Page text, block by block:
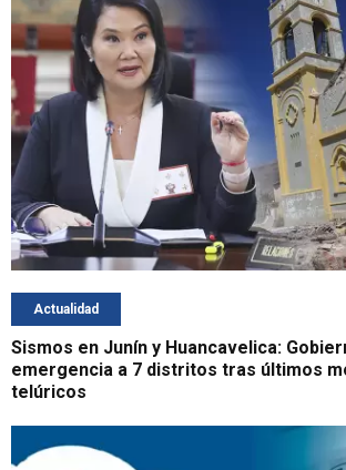
Actualidad
Sismos en Junín y Huancavelica:
emergencia a 7 distritos tras últimos
telúricos